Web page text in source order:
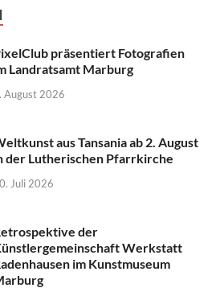
präsentiert Fotografien
Landratsamt Marburg
August 2026
aus Tansania ab 2. August
der Lutherischen Pfarrkirche
Juli 2026
der
Werkstatt
im Kunstmuseum